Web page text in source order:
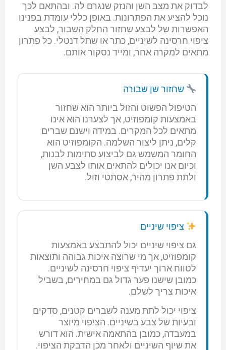
לבדוק את מצב השן והנזק שנגרם לה. ובהתאם לכך
נוכל להציע את הפתרונות. באופן כללי עומדת בפנינו
האפשרות של לבצע שחזור החלק השבור, לבצע
ציפוי חרסינה לשיניים, כתר או שתל דנטלי. כל פתרון
מתאים למקרה אחר, ומייד נסקור אותם.
שחזור שן שבורה
הטיפול הפשוט והזול ביותר הוא שחזור
באמצעות קומפוזיט, אך לצערנו הוא אינו
מתאים לכל המקרים. במידה וישנם שברים
קלים, ניתן ליצור השלמה. הקומפוזיט הוא
החומר המשמש גם לביצוע סתימות לבנות,
וכיום אנו יכולים להתאים אותו לצבע השן
ולתת פתרון מהיר, אסתטי וזול.
ציפוי שיניים
גם ציפוי שיניים יכול להתבצע באמצעות
קומפוזיט, אך מי שרוצה איכות גבוהה ותוצאות
לטווח ארוך יעדיף ציפוי חרסינה לשיניים.
כמובן שישנו פער גדול גם במחירים, בשביל
איכות צריך לשלם.
ציפוי יכול לתת מענה לשברים קטנים, סדקים
ובעיות של צבע בשיניים. הציפוי מיוצר
במעבדה, כמובן בהתאמה אישית. הוא דורש
את שיוף השיניים ולאחר מכן הדבקת הציפוי.